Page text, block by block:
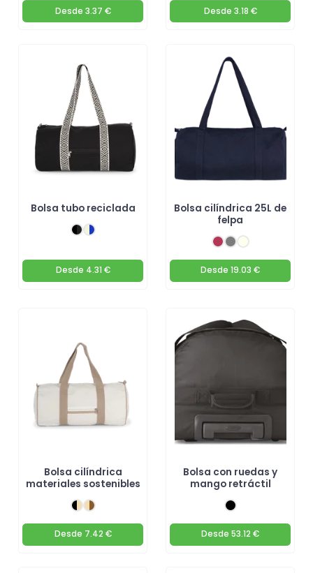
Desde 3.37 € Desde 3.18 €
Bolsa tubo reciclada
Desde 4.31 €
Bolsa cilíndrica 25L de
felpa
Desde 19.03 €
Bolsa cilíndrica
materiales sostenibles
Desde 7.42 €
Bolsa con ruedas y
mango retráctil
Desde 53.12 €